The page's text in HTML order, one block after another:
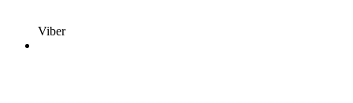
Viber